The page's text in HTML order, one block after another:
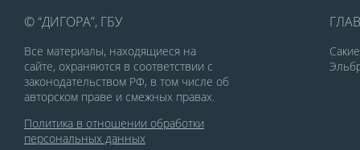
© “ДИГОРА”, ГБУ
Все материалы, находящиеся на
сайте, охраняются в соответствии с
законодательством РФ, в том числе об
авторском праве и смежных правах.
Политика в отношении обработки
персональных данных